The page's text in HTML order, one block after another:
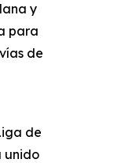
y
para
de
de
unido